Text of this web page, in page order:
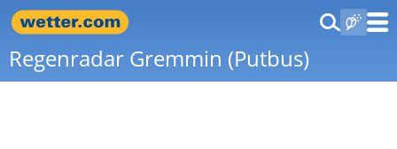
Regenradar Gremmin (Putbus)